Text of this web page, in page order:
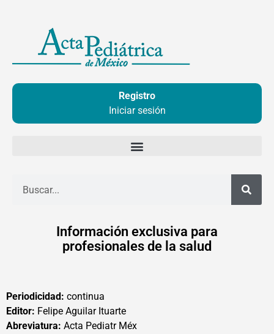
contenido
Registro
Iniciar sesión
Información exclusiva para
profesionales de la salud
Periodicidad: continua
Editor: Felipe Aguilar Ituarte
Abreviatura: Acta Pediatr Méx